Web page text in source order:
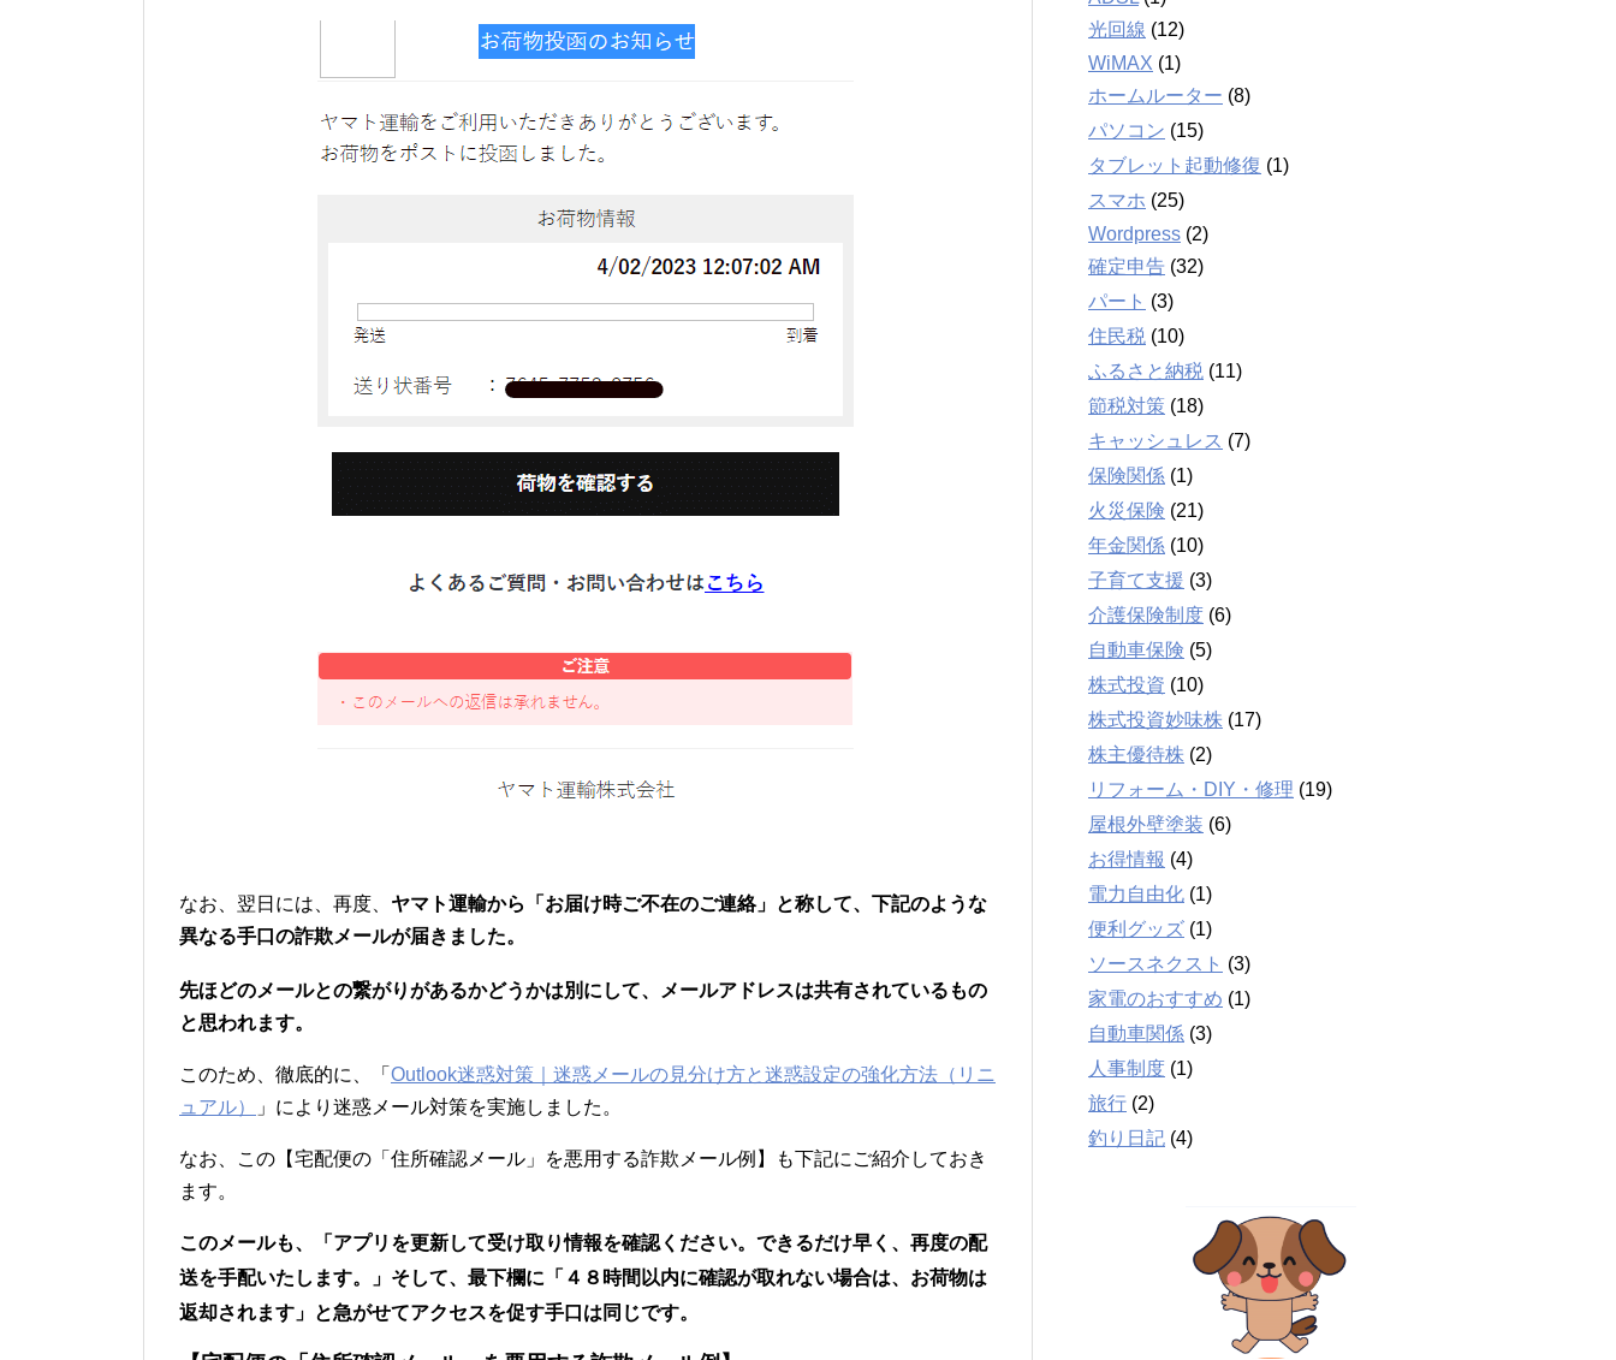
なお、翌日には、再度、 ヤマト運輸から「お届け時ご不在のご連絡」と称して、下記のような
異なる手口の詐欺メールが届きました。
先ほどのメールとの繋がりがあるかどうかは別にして、メールアドレスは共有されているもの
と思われます。
このため、徹底的に、「 Outlook迷惑対策｜迷惑メールの見分け方と迷惑設定の強化方法（リニ
ュアル）
」により迷惑メール対策を実施しました。
なお、この【宅配便の「住所確認メール」を悪用する詐欺メール例】も下記にご紹介しておき
ます。
このメールも、「 アプリを更新して受け取り情報を確認ください。 できるだけ早く、再度の配
送を手配いたします。」そして、 最下欄に「４８時間以内に確認が取れない場合は、お荷物は
返却されます」と急がせてアクセスを促す手口は同じです。
光回線 (12)
WiMAX (1)
ホームルーター (8)
パソコン (15)
タブレット起動修復 (1)
スマホ (25)
Wordpress (2)
確定申告 (32)
パート (3)
住民税 (10)
ふるさと納税 (11)
節税対策 (18)
キャッシュレス (7)
保険関係 (1)
火災保険 (21)
年金関係 (10)
子育て支援 (3)
介護保険制度 (6)
自動車保険 (5)
株式投資 (10)
株式投資妙味株 (17)
株主優待株 (2)
リフォーム・DIY・修理 (19)
屋根外壁塗装 (6)
お得情報 (4)
電力自由化 (1)
便利グッズ (1)
ソースネクスト (3)
家電のおすすめ (1)
自動車関係 (3)
人事制度 (1)
旅行 (2)
釣り日記 (4)